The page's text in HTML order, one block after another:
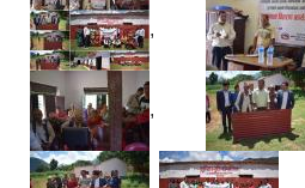
,
,